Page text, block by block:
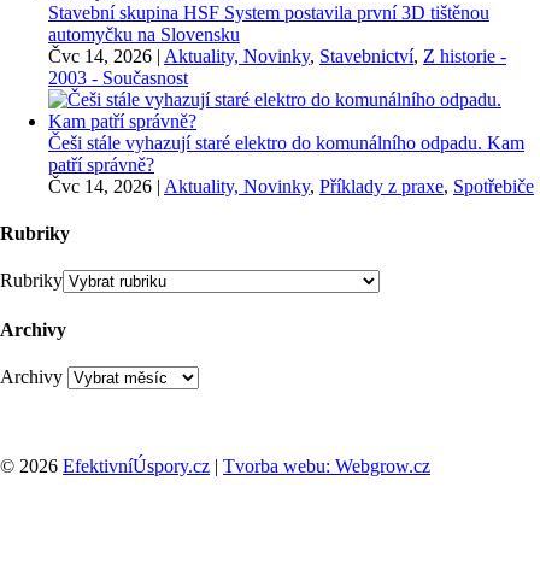
Stavební skupina HSF System postavila první 3D tištěnou
automyčku na Slovensku
Čvc 14, 2026 | Aktuality, Novinky, Stavebnictví, Z historie -
2003 - Současnost
Češi stále vyhazují staré elektro do komunálního odpadu. Kam
patří správně?
Čvc 14, 2026 | Aktuality, Novinky, Příklady z praxe, Spotřebiče
Rubriky
Rubriky
Archivy
Archivy
© 2026 EfektivníÚspory.cz | Tvorba webu: Webgrow.cz